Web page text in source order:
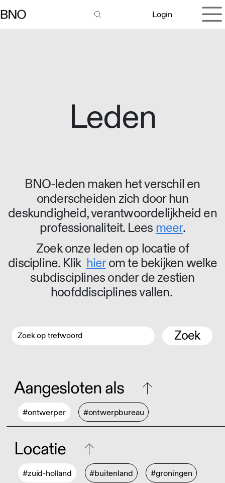
Login
Leden
BNO-leden maken het verschil en
onderscheiden zich door hun
deskundigheid, verantwoordelijkheid en
professionaliteit. Lees meer.
Zoek onze leden op locatie of
discipline. Klik hierom te bekijken welke
subdisciplines onder de zestien
hoofddisciplines vallen.
Zoek
Aangesloten als
#ontwerper #ontwerpbureau
Locatie
#zuid-holland #buitenland #groningen